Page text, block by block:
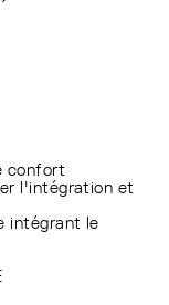
confort
l'intégration et
intégrant le